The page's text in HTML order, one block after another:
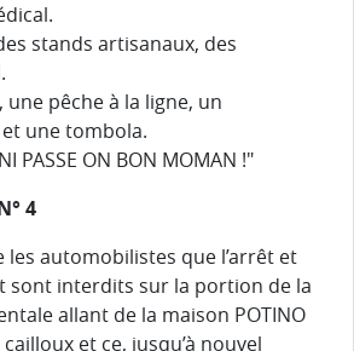
stands artisanaux, des
pêche à la ligne, un
une tombola.
PASSE ON BON MOMAN !"
4
les automobilistes que l’arrêt et
sont interdits sur la portion de la
allant de la maison POTINO
et ce, jusqu’à nouvel